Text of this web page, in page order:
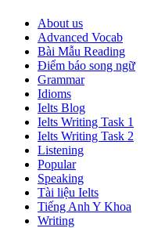
About us
Advanced Vocab
Bài Mẫu Reading
Điểm báo song ngữ
Grammar
Idioms
Ielts Blog
Ielts Writing Task 1
Ielts Writing Task 2
Listening
Popular
Speaking
Tài liệu Ielts
Tiếng Anh Y Khoa
Writing